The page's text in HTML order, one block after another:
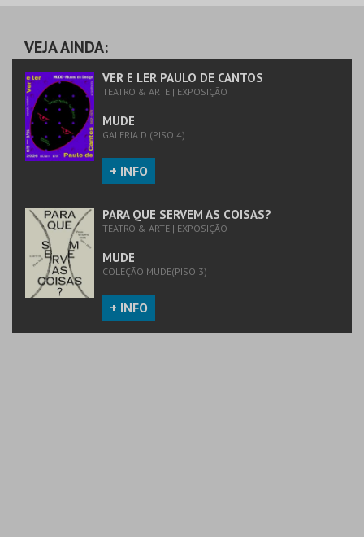
PREÇO INTEIRO
MAIS INFO
COMPRAR
MAIS INFO
VEJA AINDA:
VER E LER PAULO DE CANTOS
TEATRO & ARTE | EXPOSIÇÃO
MUDE
GALERIA D (PISO 4)
+ INFO
PARA QUE SERVEM AS COISAS?
TEATRO & ARTE | EXPOSIÇÃO
MUDE
COLEÇÃO MUDE(PISO 3)
+ INFO